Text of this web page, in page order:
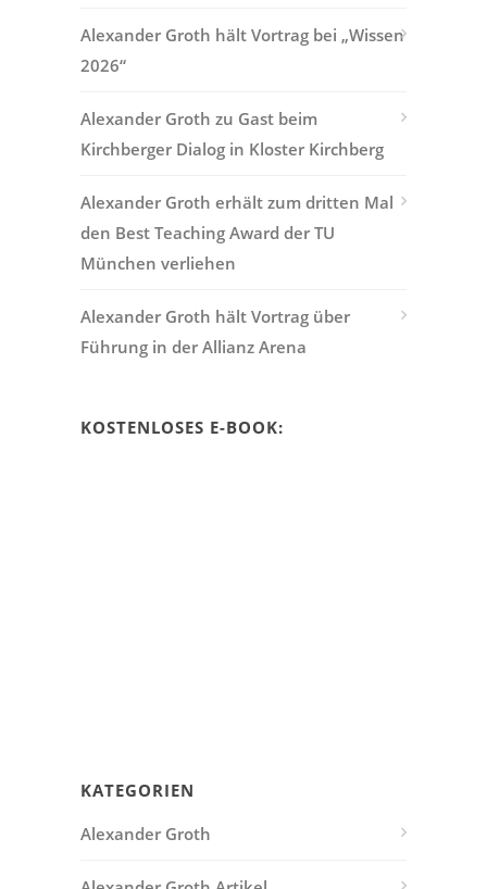
Alexander Groth hält Vortrag bei „Wissen
2026“
Alexander Groth zu Gast beim
Kirchberger Dialog in Kloster Kirchberg
Alexander Groth erhält zum dritten Mal
den Best Teaching Award der TU
München verliehen
Alexander Groth hält Vortrag über
Führung in der Allianz Arena
KOSTENLOSES E-BOOK:
KATEGORIEN
Alexander Groth